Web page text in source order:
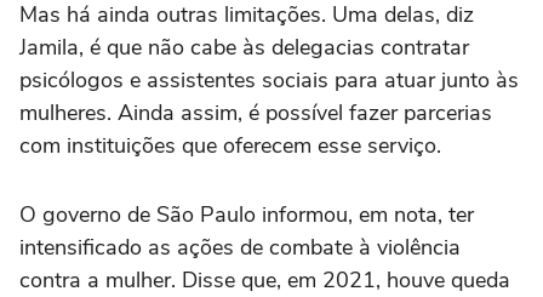
Mas há ainda outras limitações. Uma delas, diz
Jamila, é que não cabe às delegacias contratar
psicólogos e assistentes sociais para atuar junto às
mulheres. Ainda assim, é possível fazer parcerias
com instituições que oferecem esse serviço.
O governo de São Paulo informou, em nota, ter
intensificado as ações de combate à violência
contra a mulher. Disse que, em 2021, houve queda